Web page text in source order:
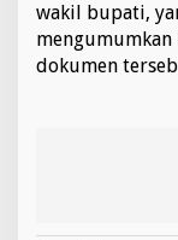
wakil bupati,
mengumumkan
dokumen